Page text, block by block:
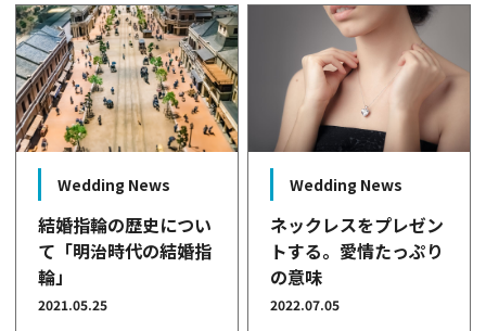
Wedding News
結婚指輪の歴史につい
て「明治時代の結婚指
輪」
2021.05.25
Wedding News
ネックレスをプレゼン
トする。愛情たっぷり
の意味
2022.07.05